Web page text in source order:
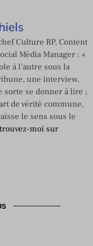
Culture RP, Content
Média Manager : «
à l’autre sous la
une interview,
sorte se donner à lire ;
de vérité commune,
le sens sous le
moi sur